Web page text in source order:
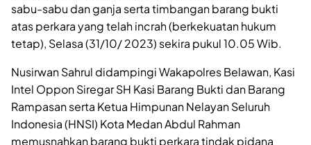
sabu-sabu dan ganja serta timbangan barang bukti
atas perkara yang telah incrah (berkekuatan hukum
tetap), Selasa (31/10/ 2023) sekira pukul 10.05 Wib.
Nusirwan Sahrul didampingi Wakapolres Belawan, Kasi
Intel Oppon Siregar SH Kasi Barang Bukti dan Barang
Rampasan serta Ketua Himpunan Nelayan Seluruh
Indonesia (HNSI) Kota Medan Abdul Rahman
memusnahkan barang bukti perkara tindak pidana